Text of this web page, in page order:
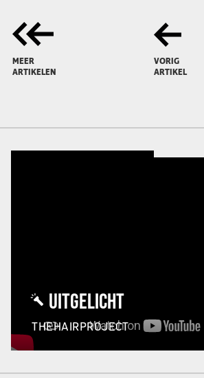
MEER
ARTIKELEN
VORIG
ARTIKEL
UITGELICHT
THEHAIRPROJECT